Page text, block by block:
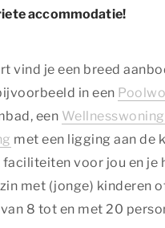
accommodatie!
vind je een breed
in een
een Wellnesswoning
met een ligging aan de
faciliteiten voor jou en je
met (jonge) kinderen
8 tot en met 20